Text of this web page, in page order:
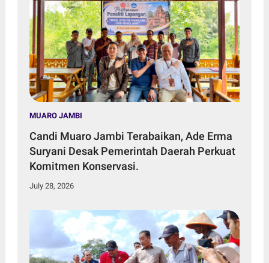
MUARO JAMBI
Candi Muaro Jambi Terabaikan, Ade Erma
Suryani Desak Pemerintah Daerah Perkuat
Komitmen Konservasi.
July 28, 2026